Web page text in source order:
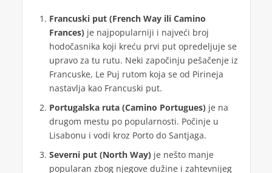
Francuski put (French Way ili Camino
Frances)je najpopularniji i najveći broj
hodočasnika koji kreću prvi put opredeljuje se
upravo za tu rutu. Neki započinju pešačenje iz
Francuske, Le Puj rutom koja se od Pirineja
nastavlja kao Francuski put.
Portugalska ruta (Camino Portugues)je na
drugom mestu po popularnosti. Počinje u
Lisabonu i vodi kroz Porto do Santjaga.
Severni put (North Way)je nešto manje
popularan zbog njegove dužine i zahtevnijeg